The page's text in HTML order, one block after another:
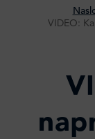
VIDEO: